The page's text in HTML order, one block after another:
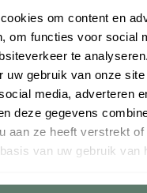
om content en
om functies voor social
te
uw gebruik van onze
media, adverteren
deze gegevens
aan ze heeft verstrekt
van uw gebruik van